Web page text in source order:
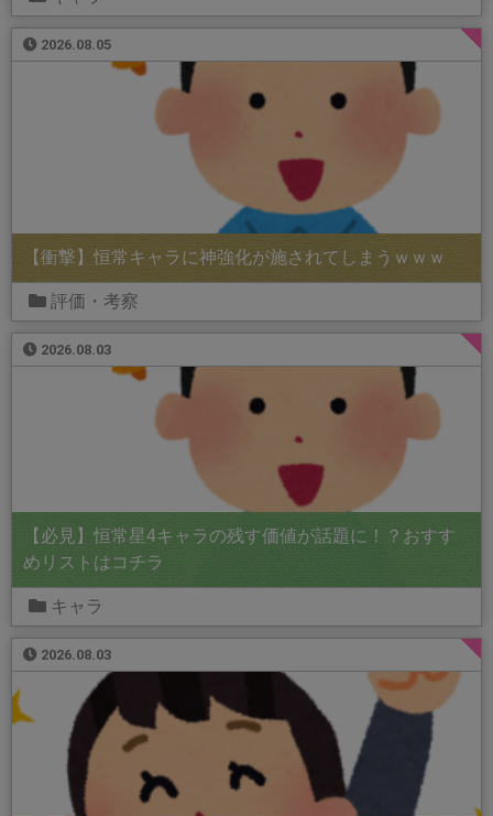
2026.08.05
【衝撃】恒常キャラに神強化が施されてしまうｗｗｗ
評価・考察
2026.08.03
【必見】恒常星4キャラの残す価値が話題に！？おすす
めリストはコチラ
キャラ
2026.08.03